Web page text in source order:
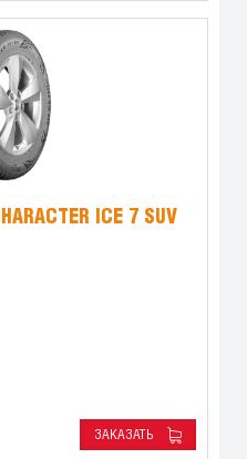
ICE 7 SUV
ЗАКАЗАТЬ